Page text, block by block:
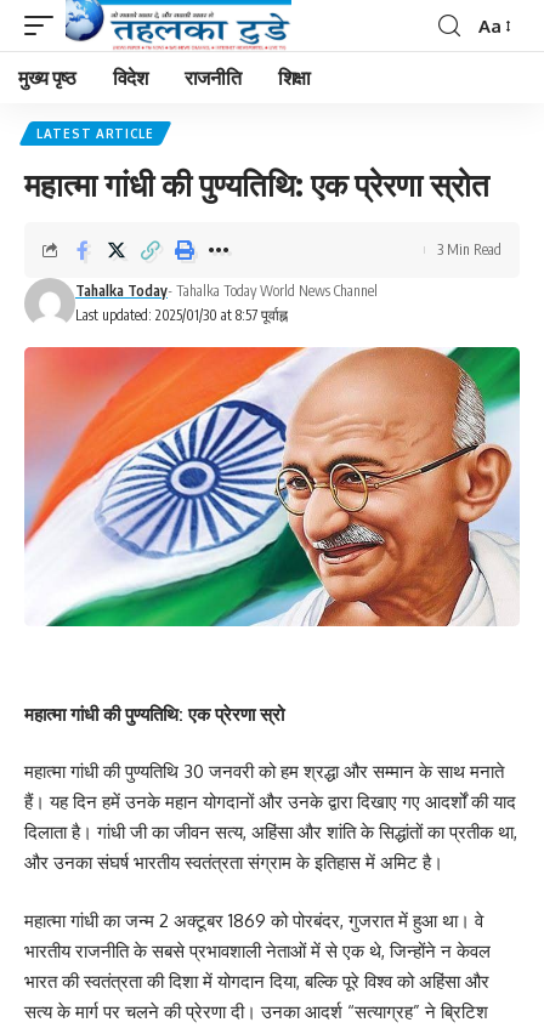
Aa
मुख्य पृष्ठ विदेश राजनीति शिक्षा
LATEST ARTICLE
महात्मा गांधी की पुण्यतिथि: एक प्रेरणा स्रोत
Last updated: 2025/01/30 at 8:57 पूर्वाह्न
Tahalka Today- Tahalka Today World News Channel
3 Min Read
महात्मा गांधी की पुण्यतिथि: एक प्रेरणा स्रो
महात्मा गांधी की पुण्यतिथि 30 जनवरी को हम श्रद्धा और सम्मान के साथ मनाते
हैं। यह दिन हमें उनके महान योगदानों और उनके द्वारा दिखाए गए आदर्शों की याद
दिलाता है। गांधी जी का जीवन सत्य, अहिंसा और शांति के सिद्धांतों का प्रतीक था,
और उनका संघर्ष भारतीय स्वतंत्रता संग्राम के इतिहास में अमिट है।
महात्मा गांधी का जन्म 2 अक्टूबर 1869 को पोरबंदर, गुजरात में हुआ था। वे
भारतीय राजनीति के सबसे प्रभावशाली नेताओं में से एक थे, जिन्होंने न केवल
भारत की स्वतंत्रता की दिशा में योगदान दिया, बल्कि पूरे विश्व को अहिंसा और
सत्य के मार्ग पर चलने की प्रेरणा दी। उनका आदर्श “सत्याग्रह” ने ब्रिटिश